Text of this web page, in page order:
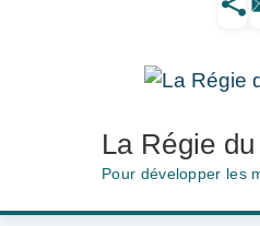
La Régie
Pour développer les